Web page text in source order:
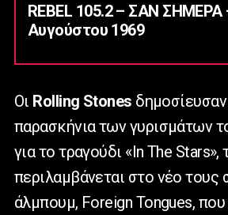
REBEL 105.2 – ΣΑΝ ΣΗΜΕΡΑ
Αυγούστου 1969
Οι Rolling Stones
παρασκήνια των γυρισμάτων
για το τραγούδι «In The Stars»,
περιλαμβάνεται στο νέο τους
άλμπουμ, Foreign Tongues,